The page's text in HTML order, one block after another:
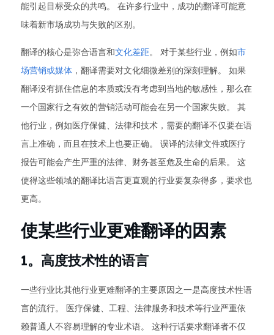
能引起目标受众的共鸣。 在许多行业中，成功的翻译可能意
味着新市场成功与失败的区别。
翻译的核心是弥合语言和文化差距。 对于某些行业，例如市
场营销或媒体 ，翻译需要对文化细微差别的深刻理解。 如果
翻译没有抓住信息的本质或没有考虑到当地的敏感性，那么在
一个国家行之有效的营销活动可能会在另一个国家失败。 其
他行业，例如医疗保健、法律和技术，需要的翻译不仅要在语
言上准确，而且在技术上也要正确。 误译的法律文件或医疗
报告可能会产生严重的法律、财务甚至危及生命的后果。 这
使得这些领域的翻译比语言更直观的行业要复杂得多，要求也
更高。
使某些行业更难翻译的因素
1。高度技术性的语言
一些行业比其他行业更难翻译的主要原因之一是高度技术性语
言的流行。 医疗保健、工程、法律服务和技术等行业严重依
赖普通人不容易理解的专业术语。 这种行话要求翻译者不仅